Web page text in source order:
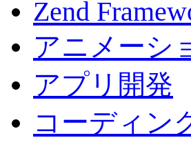
Zend
アニメーシ
アプリ開発
コーディン